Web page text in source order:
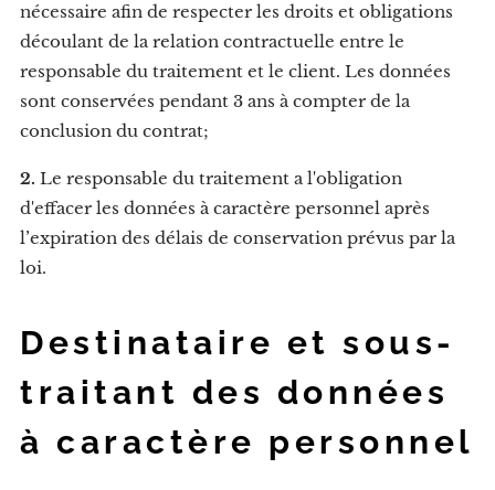
nécessaire afin de respecter les droits et obligations
découlant de la relation contractuelle entre le
responsable du traitement et le client. Les données
sont conservées pendant 3 ans à compter de la
conclusion du contrat;
2. Le responsable du traitement a l'obligation
d'effacer les données à caractère personnel après
l’expiration des délais de conservation prévus par la
loi.
Destinataire et sous-
traitant des données
à caractère personnel